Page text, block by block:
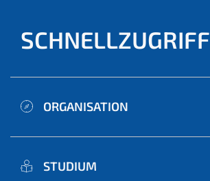
SCHNELLZUGRIFF
ORGANISATION
STUDIUM